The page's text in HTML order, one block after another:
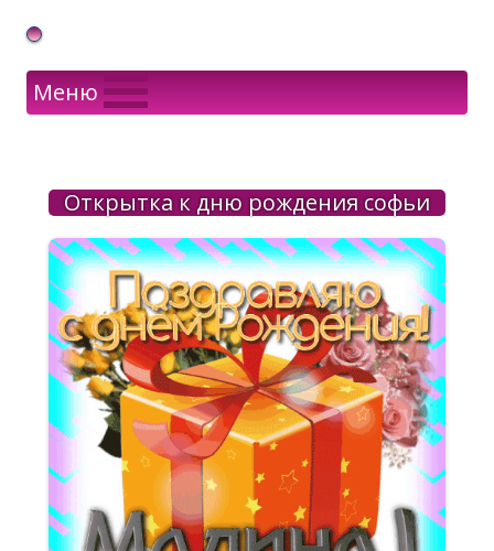
Gif Открытки в подарок
Меню
Открытка к дню рождения софьи